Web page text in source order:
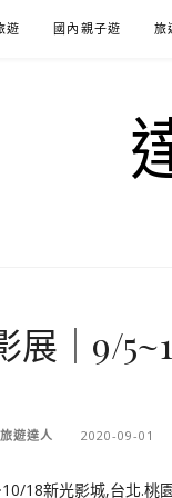
遊 國內親子遊 旅
展｜9/
遊達人 2020-09-01